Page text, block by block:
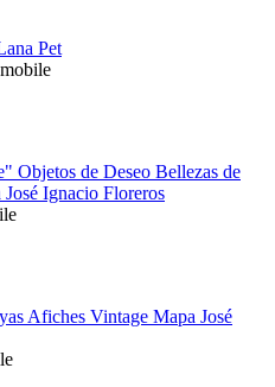
Pet
Objetos de Deseo Bellezas de
Ignacio Floreros
Afiches Vintage Mapa José